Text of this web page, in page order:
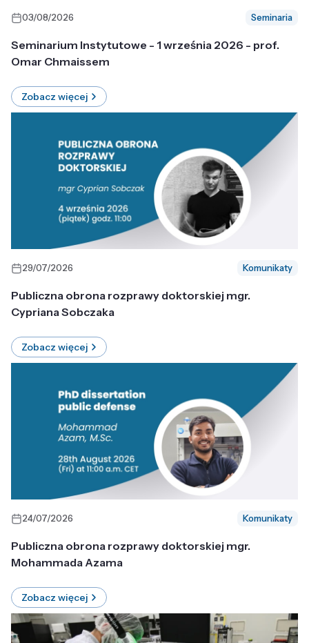
03/08/2026 Seminaria
Seminarium Instytutowe - 1 września 2026 - prof.
Omar Chmaissem
Zobacz więcej
29/07/2026 Komunikaty
Publiczna obrona rozprawy doktorskiej mgr.
Cypriana Sobczaka
Zobacz więcej
24/07/2026 Komunikaty
Publiczna obrona rozprawy doktorskiej mgr.
Mohammada Azama
Zobacz więcej